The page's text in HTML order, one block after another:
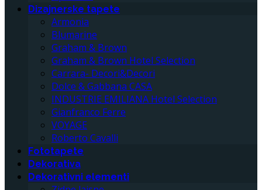
Dizajnerske tapete
Armonia
Blumarine
Graham & Brown
Graham & Brown Hotel Selection
Carrara- Decori&Decori
Dolce & Gabbana CASA
INDUSTRIE EMILIANA Hotel Selection
Gianfranco Ferre
VOYAGE
Roberto Cavalli
Fototapete
Dekorativa
Dekorativni elementi